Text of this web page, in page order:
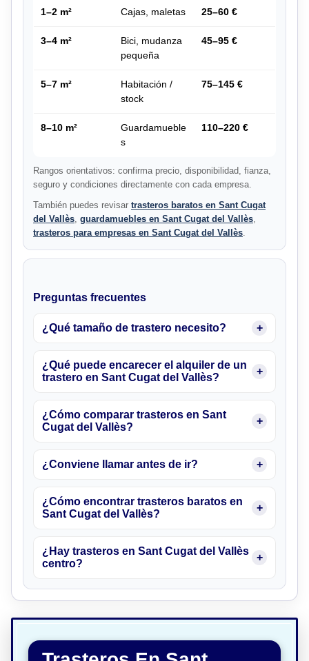
1–2 m² Cajas, maletas 25–60 €
3–4 m²
Bici, mudanza
pequeña
45–95 €
5–7 m²
Habitación /
stock
75–145 €
8–10 m²
Guardamueble
s
110–220 €
Rangos orientativos: confirma precio, disponibilidad, fianza,
seguro y condiciones directamente con cada empresa.
También puedes revisar trasteros baratos en Sant Cugat
del Vallès guardamuebles en Sant Cugat del Vallès
trasteros para empresas en Sant Cugat del Vallès
Preguntas frecuentes
¿Qué tamaño de trastero necesito?
¿Qué puede encarecer el alquiler de un
trastero en Sant Cugat del Vallès?
¿Cómo comparar trasteros en Sant
Cugat del Vallès?
¿Conviene llamar antes de ir?
¿Cómo encontrar trasteros baratos en
Sant Cugat del Vallès?
¿Hay trasteros en Sant Cugat del Vallès
centro?